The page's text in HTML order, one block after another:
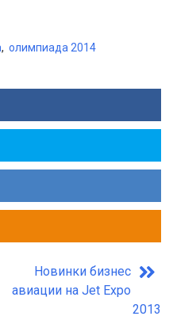
, олимпиада 2014
Новинки бизнес
авиации на Jet Expo
2013